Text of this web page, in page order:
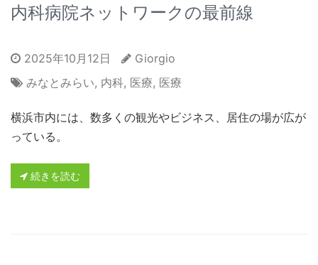
内科病院ネットワークの最前線
2025年10月12日
Giorgio
みなとみらい, 内科, 医療, 医療
横浜市内には、数多くの観光やビジネス、居住の場が広が
っている。
続きを読む